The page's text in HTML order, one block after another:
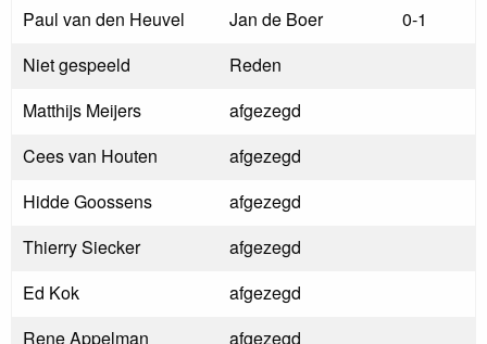
Paul van den Heuvel
Jan de Boer
0-1
Niet gespeeld
Reden
Matthijs Meijers
afgezegd
Cees van Houten
afgezegd
Hidde Goossens
afgezegd
Thierry Siecker
afgezegd
Ed Kok
afgezegd
Rene Appelman
afgezegd